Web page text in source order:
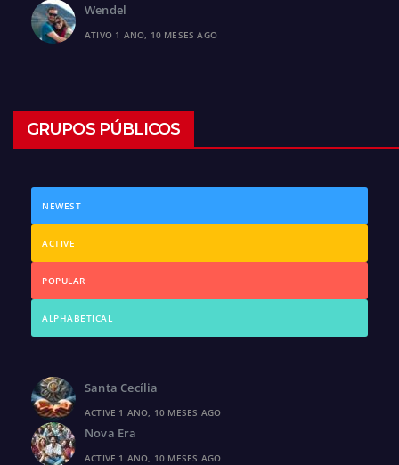
Wendel
ATIVO 1 ANO, 10 MESES AGO
GRUPOS PÚBLICOS
NEWEST
ACTIVE
POPULAR
ALPHABETICAL
Santa Cecília
ACTIVE 1 ANO, 10 MESES AGO
Nova Era
ACTIVE 1 ANO, 10 MESES AGO